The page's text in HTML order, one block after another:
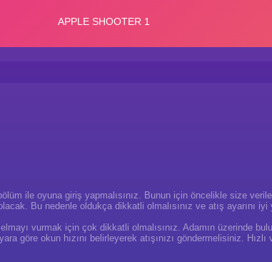
ile oyuna giriş yapmalısınız. Bunun için öncelikle size
Bu nedenle oldukça dikkatli olmalısınız ve atış ayarını iyi
vurmak için çok dikkatli olmalısınız. Adamın üzerinde
göre okun hızını belirleyerek atışınızı göndermelisiniz.